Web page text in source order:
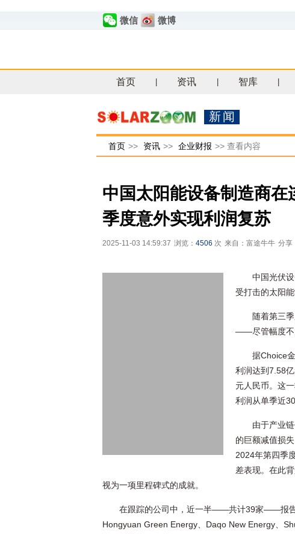
微信 微博
首页 资讯 智库
新闻
首页 >> 资讯 >> 企业财报 >> 查看内容
中国太阳能设备制造商
季度意外实现利润复苏
2025-11-03 14:59:37 浏览： 4506 次 来自：富途牛牛 分享
中国光伏
受打击的太阳
随着第三
——尽管幅度不
据Choice
利润达到7.58
元人民币。这
利润从单季近
由于产业
的巨额减值损
2024年第四季
差表现。在此
视为一项里程碑式的成就。
在跟踪的公司中，近一半——共计39家——报告
Hongyuan Green Energy、Daqo New Energy、